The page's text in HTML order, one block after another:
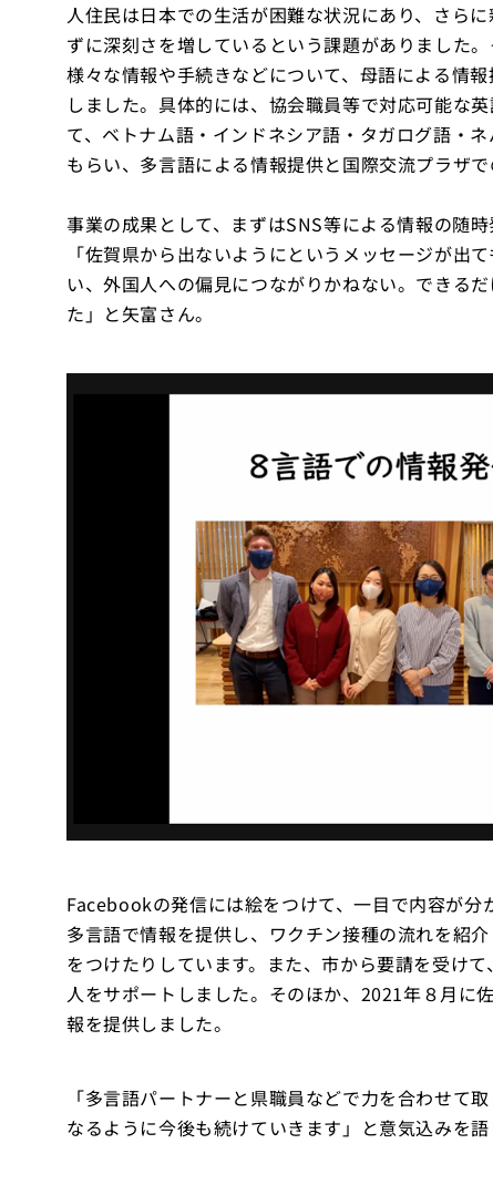
人住民は日本での生活が困難な状況にあり、さら
ずに深刻さを増しているという課題がありました
様々な情報や手続きなどについて、母語による情
しました。具体的には、協会職員等で対応可能な
て、ベトナム語・インドネシア語・タガログ語・
もらい、多言語による情報提供と国際交流プラザで
事業の成果として、まずはSNS等による情報の随時
「佐賀県から出ないようにというメッセージが出
い、外国人への偏見につながりかねない。できる
た」と矢富さん。
Facebookの発信には絵をつけて、一目で内容が分
多言語で情報を提供し、ワクチン接種の流れを紹
をつけたりしています。また、市から要請を受け
人をサポートしました。そのほか、2021年８月に
報を提供しました。
「多言語パートナーと県職員などで力を合わせて
なるように今後も続けていきます」と意気込みを語